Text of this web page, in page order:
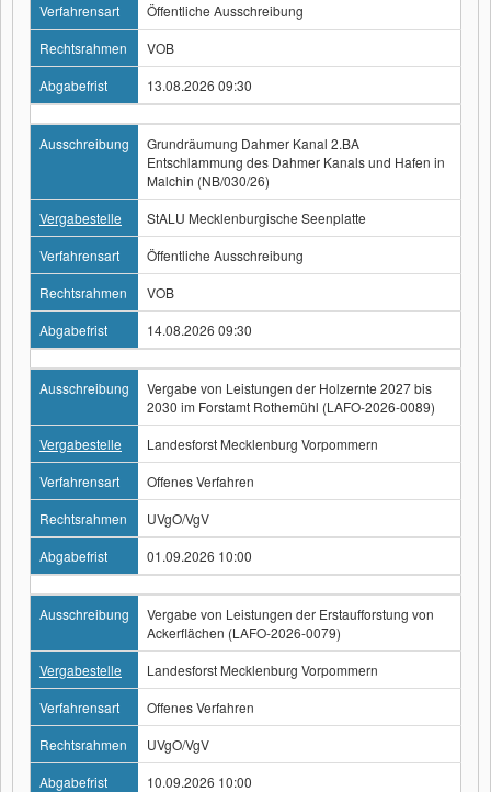
Verfahrensart
Öffentliche Ausschreibung
Rechtsrahmen
VOB
Abgabefrist
13.08.2026 09:30
Ausschreibung
Grundräumung Dahmer Kanal 2.BA
Entschlammung des Dahmer Kanals und Hafen in
Malchin (NB/030/26)
Vergabestelle
StALU Mecklenburgische Seenplatte
Verfahrensart
Öffentliche Ausschreibung
Rechtsrahmen
VOB
Abgabefrist
14.08.2026 09:30
Ausschreibung
Vergabe von Leistungen der Holzernte 2027 bis
2030 im Forstamt Rothemühl (LAFO-2026-0089)
Vergabestelle
Landesforst Mecklenburg Vorpommern
Verfahrensart
Offenes Verfahren
Rechtsrahmen
UVgO/VgV
Abgabefrist
01.09.2026 10:00
Ausschreibung
Vergabe von Leistungen der Erstaufforstung von
Ackerflächen (LAFO-2026-0079)
Vergabestelle
Landesforst Mecklenburg Vorpommern
Verfahrensart
Offenes Verfahren
Rechtsrahmen
UVgO/VgV
Abgabefrist
10.09.2026 10:00